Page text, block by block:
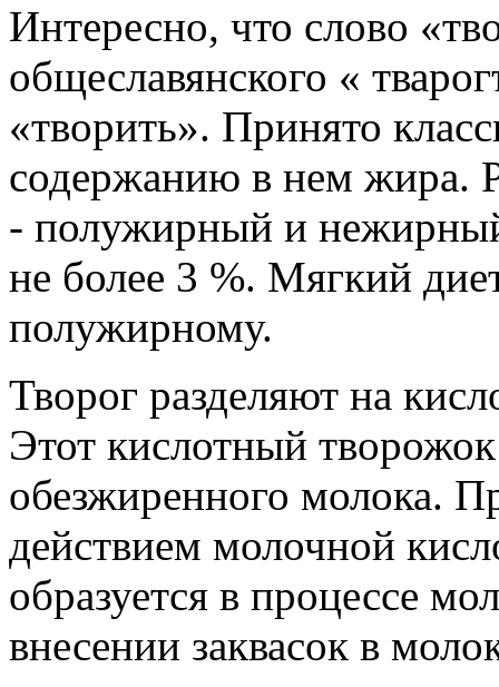
Интересно, что слово
общеславянского «
«творить». Принято
содержанию в нем жира.
- полужирный и
не более 3 %. Мягкий
полужирному.
Творог разделяют на
Этот кислотный
обезжиренного молока.
действием молочной
образуется в процессе
внесении заквасок в